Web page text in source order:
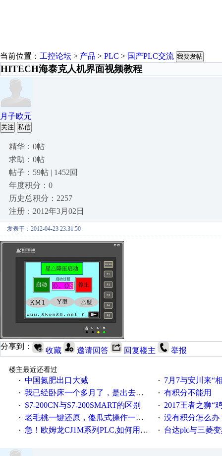
当前位置： 工控论坛 > 产品 > PLC > 国产PLC交流 我要发帖
HITECH海泰克人机界面视频教程
月子欧元
关注 私信
精华：0帖
求助：0帖
帖子：59帖 | 1452回
年度积分：0
历史总积分：2257
注册：2012年3月02日
发表于：2012-04-23 23:31:50
分享到： 收藏 邀请回答 回复楼主 举报
楼主最近还看过
· 中国氮肥出口大减 · 7月7与安川来“
· 我已经卧床一个多月了，是出去安装机械手在高速遭遇车祸所致:大家工作都要特别注意啊 · 有积分不能用
· S7-200CN与S7-200SMART的区别 · 2017王者之狮“鸡”情签到
· 老毛桃一键还原，傻瓜式操作一键轻松备份还原；程序为向导式安装，一键即可实现自动备份或还原系统。 · 没有积分怎么办
· 急！欧姆龙CJ1M系列PLC,如何用时间控制变频器。要求时间在组态王中可以自由输入！拜托各位大神了！ · 台达plc与三菱